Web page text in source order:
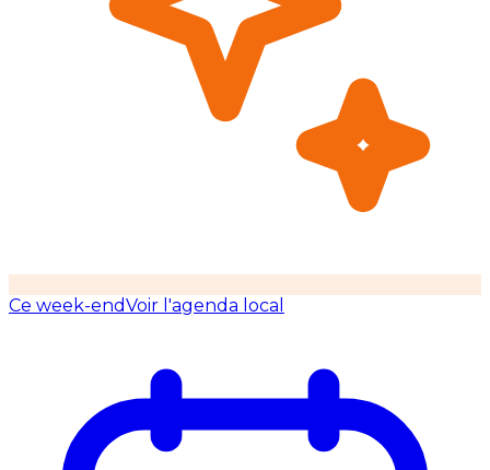
Ce week-endVoir l'agenda local